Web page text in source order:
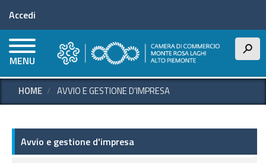
principale
Menu profilo utente
Accedi
MENU
h
HOME AVVIO E GESTIONE D'IMPRESA
Avvio e gestione d'impresa
Avvio e gestione d'impresa